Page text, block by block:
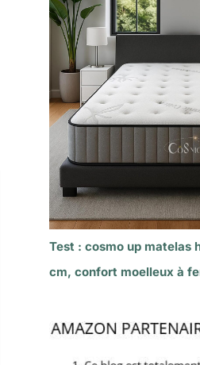
Test : cosmo up matelas
cm, confort moelleux à